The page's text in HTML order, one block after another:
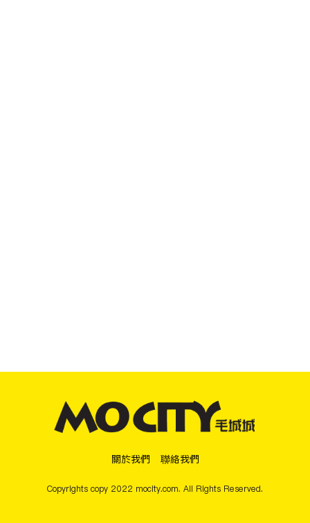
關於我們 聯絡我們
Copyrights copy 2022 mocity.com. All Rights Reserved.